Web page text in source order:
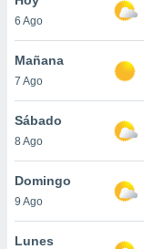
en
más
nuestra
de
6 Ago
Mañana
7 Ago
Sábado
8 Ago
Domingo
9 Ago
Lunes